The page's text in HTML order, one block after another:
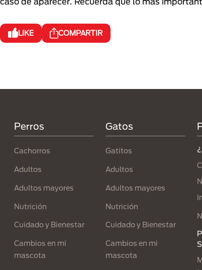
LIKE COMPARTIR
Perros
Cachorros
Adultos
Adultos mayores
Nutrición
Cuidado y Bienestar
Cambios en mi
mascota
Gatos
Gatitos
Adultos
Adultos mayores
Nutrición
Cuidado y Bienestar
Cambios en mi
mascota